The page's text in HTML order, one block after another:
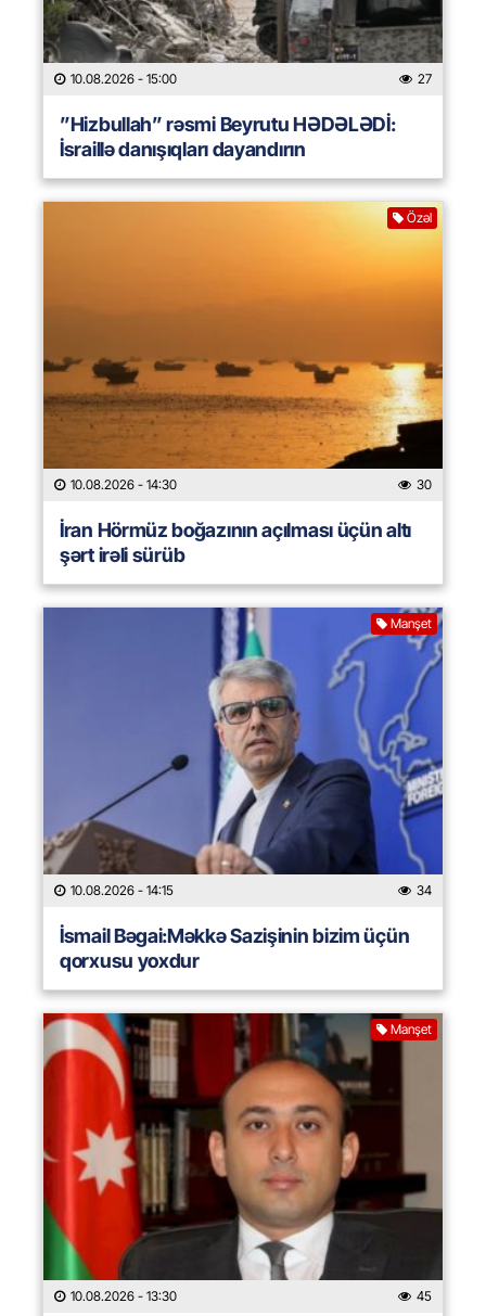
10.08.2026 - 15:00 27
”Hizbullah” rəsmi Beyrutu HƏDƏLƏDİ:
İsraillə danışıqları dayandırın
Özəl
10.08.2026 - 14:30 30
İran Hörmüz boğazının açılması üçün altı
şərt irəli sürüb
Manşet
10.08.2026 - 14:15 34
İsmail Bəgai:Məkkə Sazişinin bizim üçün
qorxusu yoxdur
Manşet
10.08.2026 - 13:30 45